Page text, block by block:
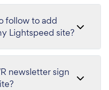
follow to add
Lightspeed site?
newsletter sign